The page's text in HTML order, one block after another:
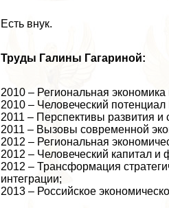
Есть внук.
Труды Галины Гагариной:
2010 – Региональная
2010 – Человеческий
2011 – Перспективы развития
2011 – Вызовы современной
2012 – Региональная
2012 – Человеческий капитал
2012 – Трансформация
интеграции;
2013 – Российское